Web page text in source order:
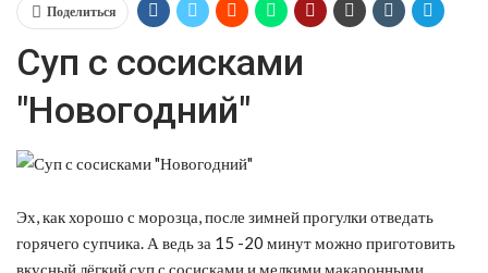
Поделиться
Суп с сосисками
"Новогодний"
Эх, как хорошо с морозца, после зимней прогулки отведать
горячего супчика. А ведь за 15 -20 минут можно приготовить
вкусный лёгкий суп с сосисками и мелкими макаронными